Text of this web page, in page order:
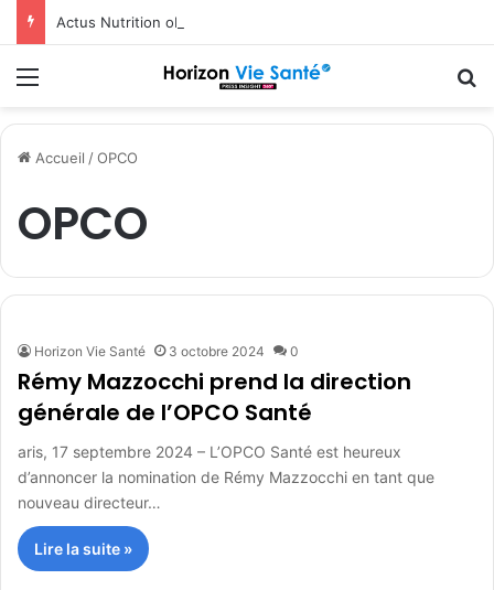
Actus Nutrition obtient le statut Certified B Corporation™
Menu
Accueil /OPCO
OPCO
Horizon Vie Santé 3 octobre 2024 0
Rémy Mazzocchi prend la direction
générale de l’OPCO Santé
aris, 17 septembre 2024 – L’OPCO Santé est heureux
d’annoncer la nomination de Rémy Mazzocchi en tant que
nouveau directeur…
Lire la suite »